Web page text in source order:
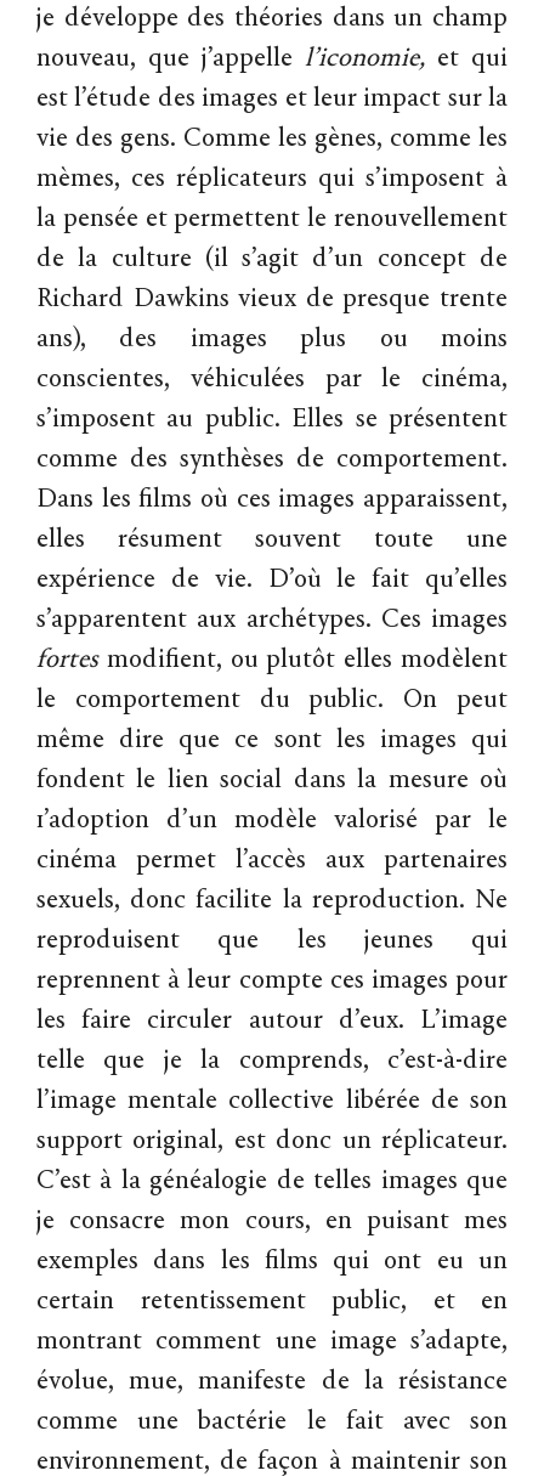
je développe des théories dans un champ
nouveau, que j’appelle l’iconomie, et qui
est l’étude des images et leur impact sur la
vie des gens. Comme les gènes, comme les
mèmes, ces réplicateurs qui s’imposent à
la pensée et permettent le renouvellement
de la culture (il s’agit d’un concept de
Richard Dawkins vieux de presque trente
ans), des images plus ou moins
conscientes, véhiculées par le cinéma,
s’imposent au public. Elles se présentent
comme des synthèses de comportement.
Dans les films où ces images apparaissent,
elles résument souvent toute une
expérience de vie. D’où le fait qu’elles
s’apparentent aux archétypes. Ces images
fortesmodifient, ou plutôt elles modèlent
le comportement du public. On peut
même dire que ce sont les images qui
fondent le lien social dans la mesure où
1’adoption d’un modèle valorisé par le
cinéma permet l’accès aux partenaires
sexuels, donc facilite la reproduction. Ne
reproduisent que les jeunes qui
reprennent à leur compte ces images pour
les faire circuler autour d’eux. L’image
telle que je la comprends, c’est-à-dire
l’image mentale collective libérée de son
support original, est donc un réplicateur.
C’est à la généalogie de telles images que
je consacre mon cours, en puisant mes
exemples dans les films qui ont eu un
certain retentissement public, et en
montrant comment une image s’adapte,
évolue, mue, manifeste de la résistance
comme une bactérie le fait avec son
environnement, de façon à maintenir son